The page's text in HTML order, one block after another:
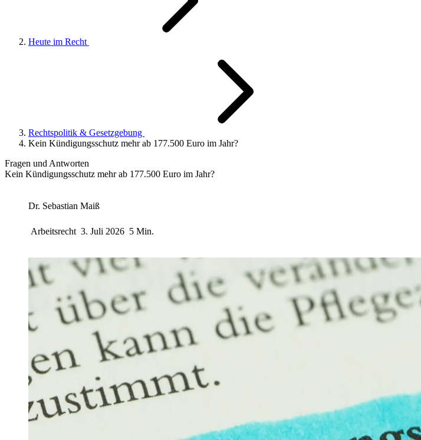
Heute im Recht
Rechtspolitik & Gesetzgebung
Kein Kündigungsschutz mehr ab 177.500 Euro im Jahr?
Fragen und Antworten
Kein Kündigungsschutz mehr ab 177.500 Euro im Jahr?
Dr. Sebastian Maiß
Arbeitsrecht 3. Juli 2026 5 Min.